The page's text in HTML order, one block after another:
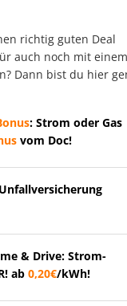
richtig guten Deal
auch noch mit einem
Dann bist du hier
: Strom oder Gas
vom Doc!
& Drive: Strom-
ab 0,20€/kWh!